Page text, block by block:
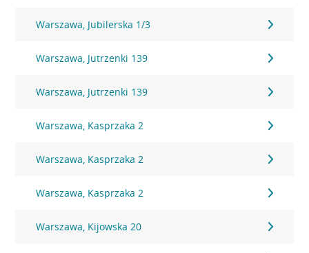
Warszawa, Jubilerska 1/3
Warszawa, Jutrzenki 139
Warszawa, Jutrzenki 139
Warszawa, Kasprzaka 2
Warszawa, Kasprzaka 2
Warszawa, Kasprzaka 2
Warszawa, Kijowska 20